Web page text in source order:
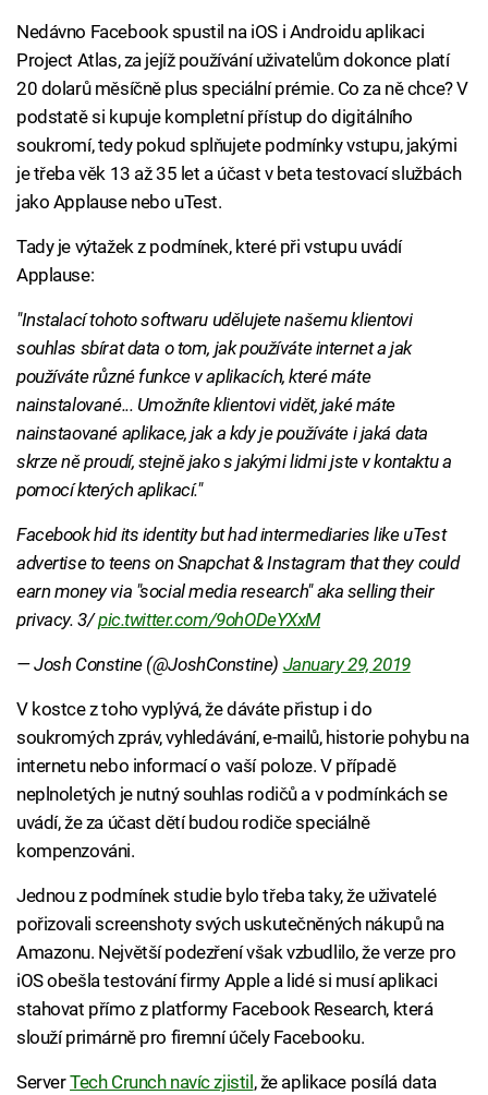
Nedávno Facebook spustil na iOS i Androidu aplikaci
Project Atlas, za jejíž používání uživatelům dokonce platí
20 dolarů měsíčně plus speciální prémie. Co za ně chce? V
podstatě si kupuje kompletní přístup do digitálního
soukromí, tedy pokud splňujete podmínky vstupu, jakými
je třeba věk 13 až 35 let a účast v beta testovací službách
jako Applause nebo uTest.
Tady je výtažek z podmínek, které při vstupu uvádí
Applause:
"Instalací tohoto softwaru udělujete našemu klientovi
souhlas sbírat data o tom, jak používáte internet a jak
používáte různé funkce v aplikacích, které máte
nainstalované... Umožníte klientovi vidět, jaké máte
nainstaované aplikace, jak a kdy je používáte i jaká data
skrze ně proudí, stejně jako s jakými lidmi jste v kontaktu a
pomocí kterých aplikací."
Facebook hid its identity but had intermediaries like uTest
advertise to teens on Snapchat & Instagram that they could
earn money via "social media research" aka selling their
privacy. 3/pic.twitter.com/9ohODeYXxM
— Josh Constine (@JoshConstine) January 29, 2019
V kostce z toho vyplývá, že dáváte přistup i do
soukromých zpráv, vyhledávání, e-mailů, historie pohybu na
internetu nebo informací o vaší poloze. V případě
neplnoletých je nutný souhlas rodičů a v podmínkách se
uvádí, že za účast dětí budou rodiče speciálně
kompenzováni.
Jednou z podmínek studie bylo třeba taky, že uživatelé
pořizovali screenshoty svých uskutečněných nákupů na
Amazonu. Největší podezření však vzbudlilo, že verze pro
iOS obešla testování firmy Apple a lidé si musí aplikaci
stahovat přímo z platformy Facebook Research, která
slouží primárně pro firemní účely Facebooku.
ServerTech Crunch navíc zjistil , že aplikace posílá data